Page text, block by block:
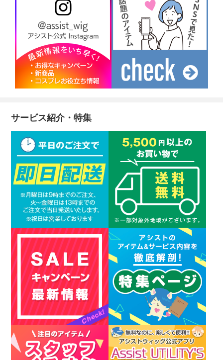
サービス紹介・特集